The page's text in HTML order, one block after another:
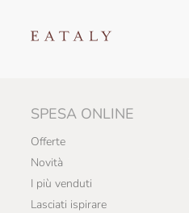
SPESA ONLINE
Offerte
Novità
I più venduti
Lasciati ispirare